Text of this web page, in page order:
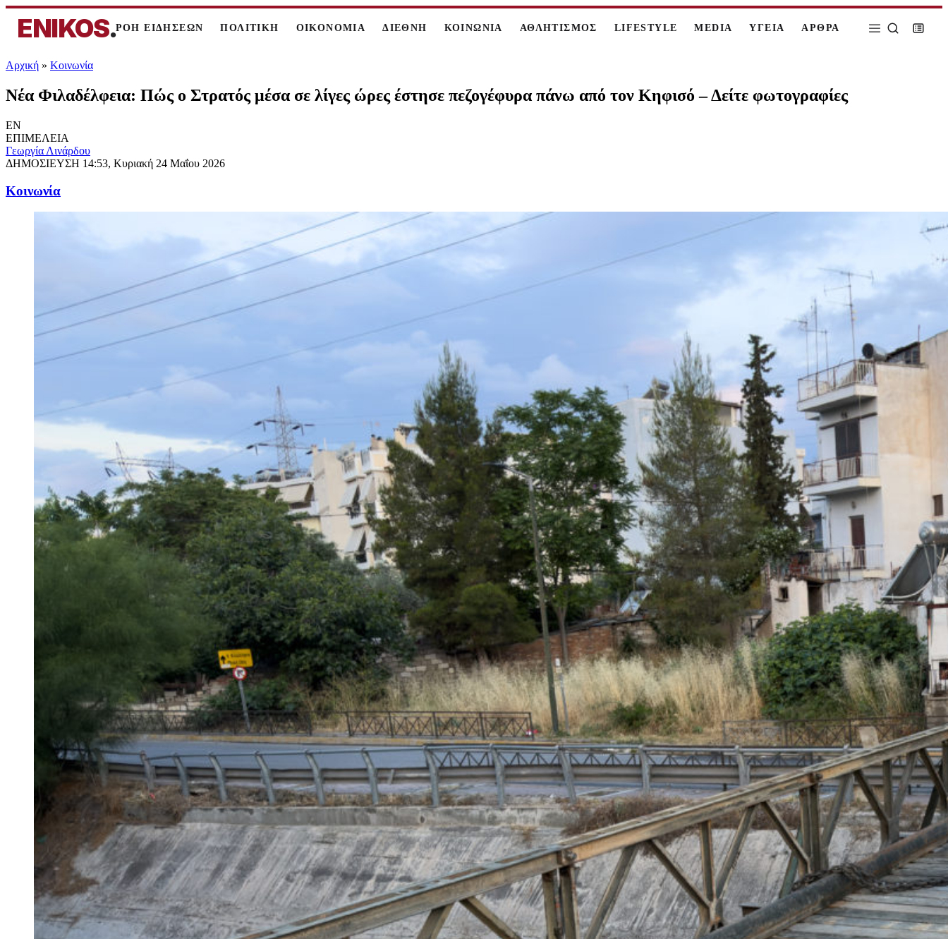
ENIKOS.ΡΟΗ ΕΙΔΗΣΕΩΝ ΠΟΛΙΤΙΚΗ ΟΙΚΟΝΟΜΙΑ ΔΙΕΘΝΗ ΚΟΙΝΩΝΙΑ ΑΘΛΗΤΙΣΜΟΣ LIFESTYLE MEDIA ΥΓΕΙΑ ΑΡΘΡΑ
Αρχική » Κοινωνία
Νέα Φιλαδέλφεια: Πώς ο Στρατός μέσα σε λίγες ώρες έστησε πεζογέφυρα πάνω από τον Κηφισό – Δείτε φωτογραφίες
EN
ΕΠΙΜΕΛΕΙΑ
Γεωργία Λινάρδου
ΔΗΜΟΣΙΕΥΣΗ 14:53, Κυριακή 24 Μαΐου 2026
Κοινωνία